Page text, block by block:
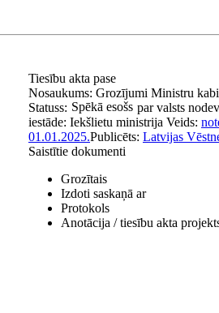
Tiesību akta pase
Nosaukums: Grozījumi Ministru
par valsts
Statuss: Spēkā esošs
iestāde: Iekšlietu ministrija Veids:
01.01.2025.Publicēts: Latvijas
Saistītie dokumenti
Grozītais
Izdoti saskaņā ar
Protokols
Anotācija / tiesību akta